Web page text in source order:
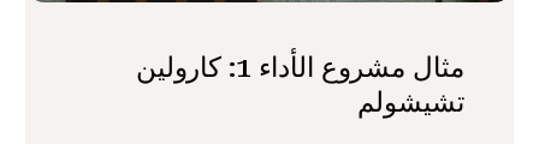
مثال مشروع الأداء 1: كارولين
تشيشولم